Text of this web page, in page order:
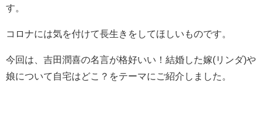
す。
コロナには気を付けて長生きをしてほしいものです。
今回は、吉田潤喜の名言が格好いい！結婚した嫁(リンダ)や
娘について自宅はどこ？をテーマにご紹介しました。